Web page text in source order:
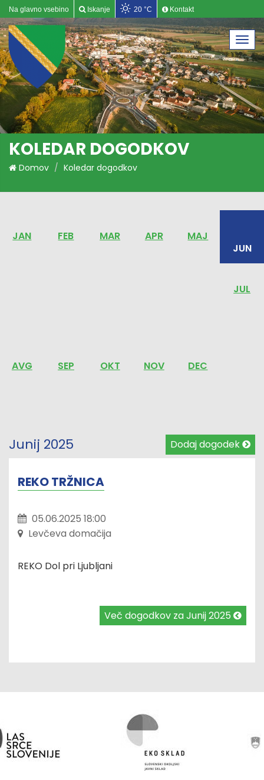
Na glavno vsebino Iskanje 20 °C Kontakt
KOLEDAR DOGODKOV
Domov Koledar dogodkov
JAN FEB MAR APR
MAJ
JUN
JUL
AVG SEP OKT NOV DEC
Junij 2025 Dodaj dogodek
REKO TRŽNICA
05.06.2025 18:00
Levčeva domačija
REKO Dol pri Ljubljani
Več dogodkov za Junij 2025